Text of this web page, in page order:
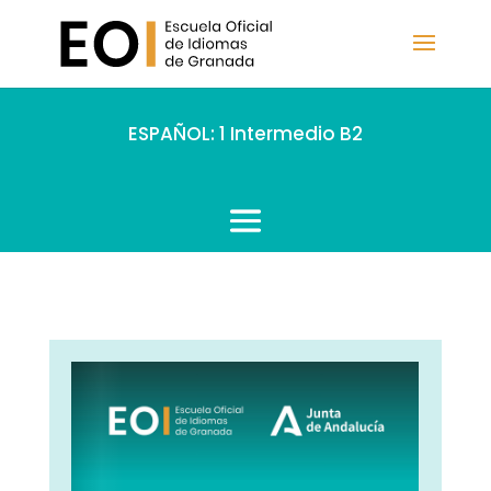
ESPAÑOL: 1 Intermedio B2